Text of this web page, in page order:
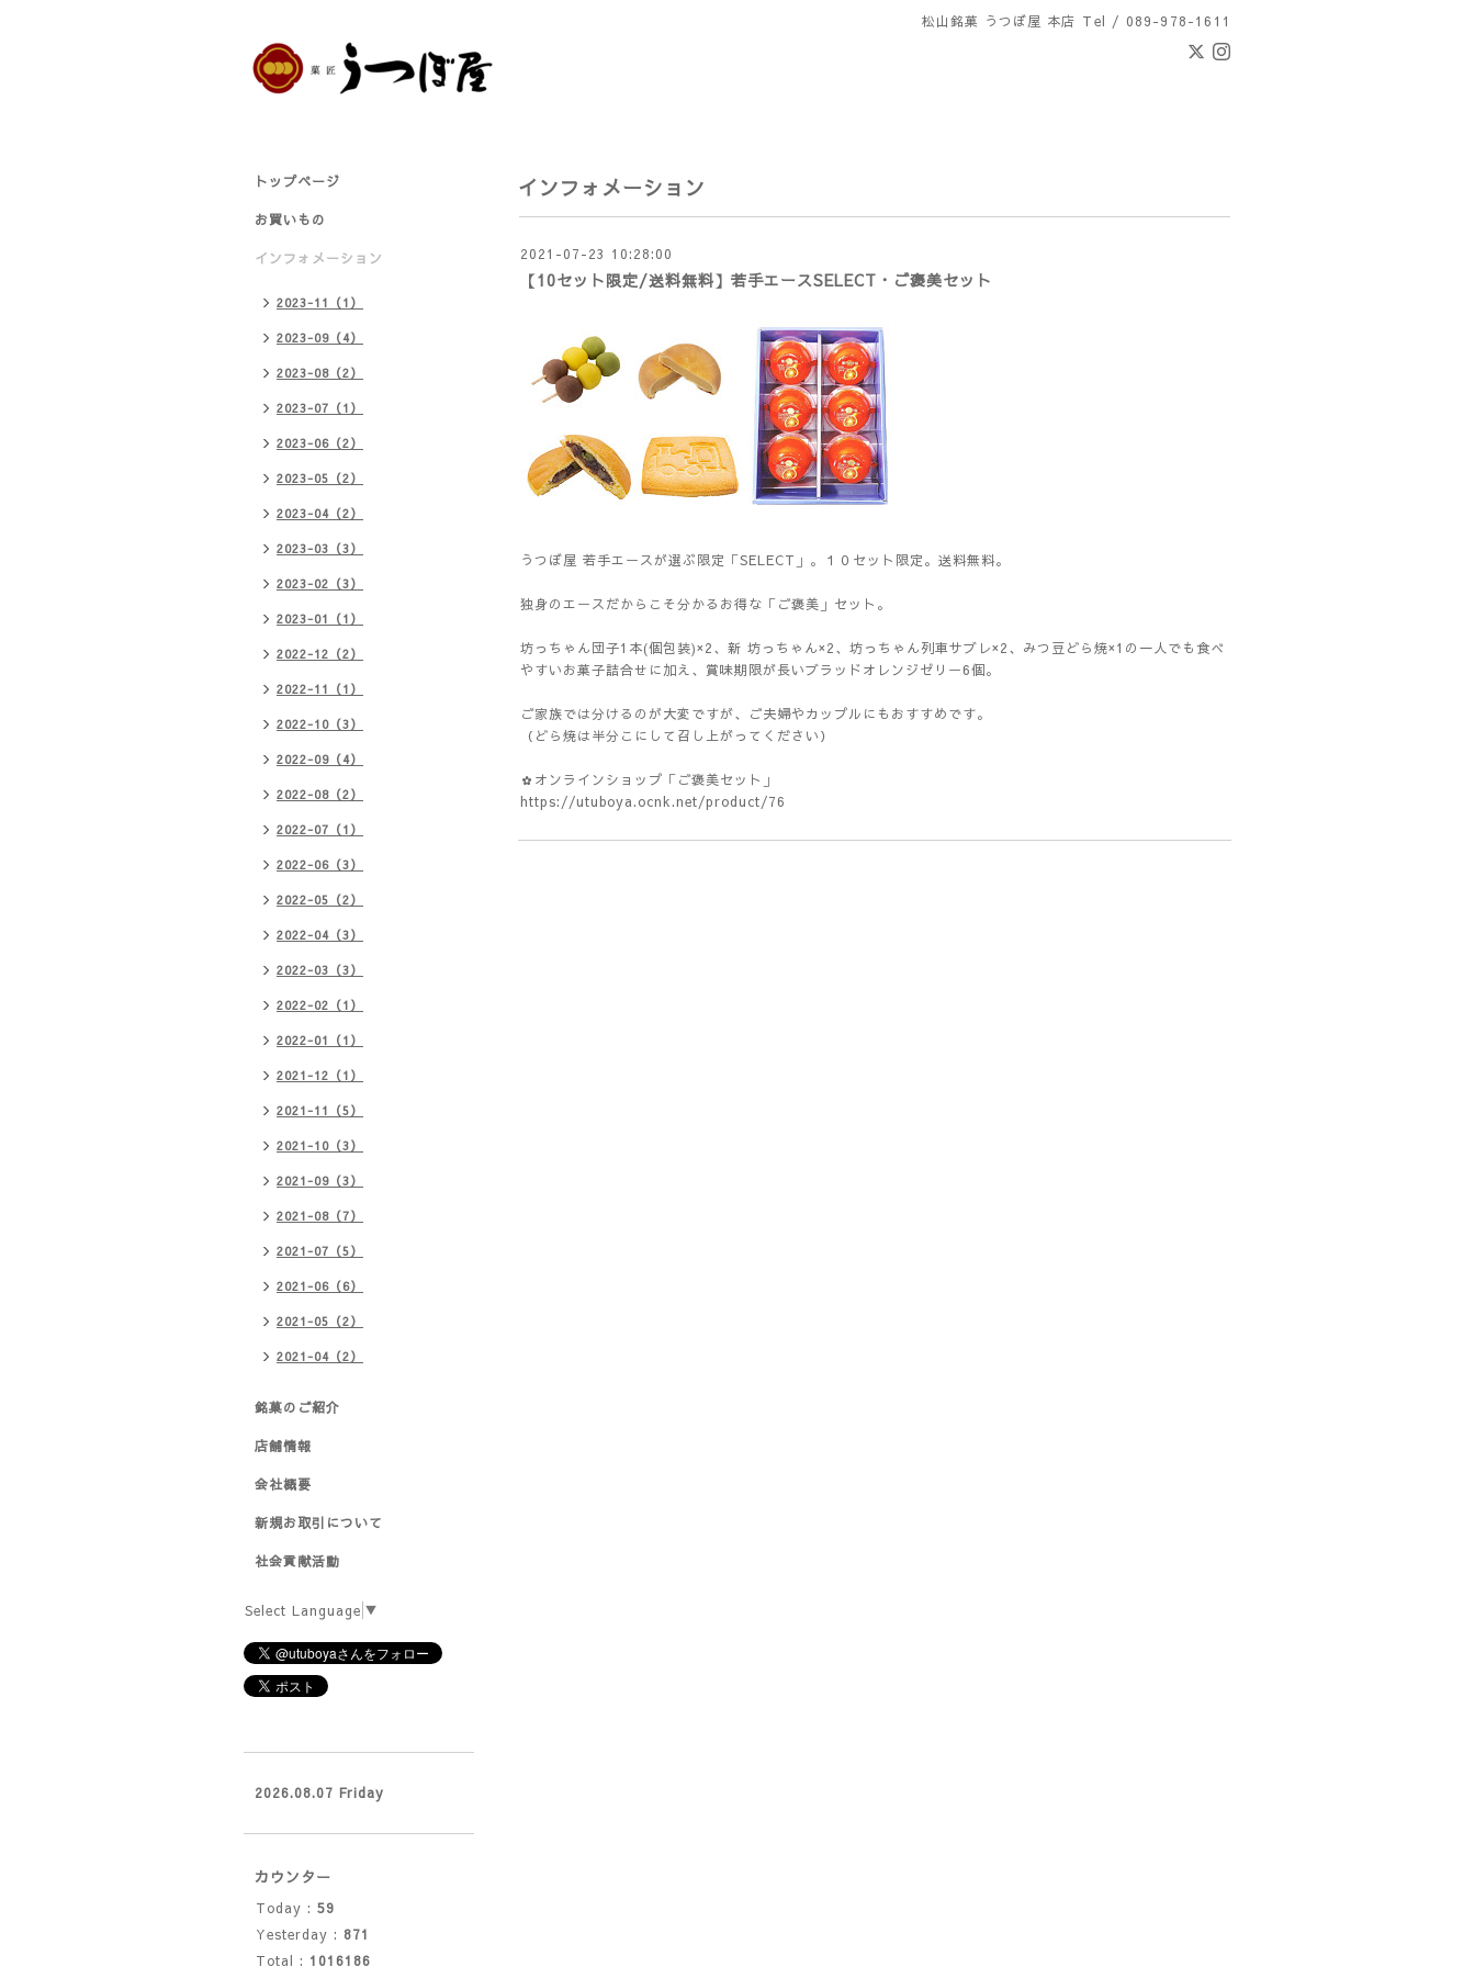
松山銘菓 うつぼ屋 本店 Tel / 089-978-1611
インフォメーション
2021-07-23 10:28:00
【10セット限定/送料無料】若手エースSELECT・ご褒美セット
うつぼ屋 若手エースが選ぶ限定「SELECT」。１０セット限定。送料無料。
独身のエースだからこそ分かるお得な「ご褒美」セット。
坊っちゃん団子1本(個包装)×2、新 坊っちゃん×2、坊っちゃん列車サブレ×2、みつ豆どら焼×1の一人でも食べ
やすいお菓子詰合せに加え、賞味期限が長いブラッドオレンジゼリー6個。
ご家族では分けるのが大変ですが、ご夫婦やカップルにもおすすめです。
（どら焼は半分こにして召し上がってください）
✿オンラインショップ「ご褒美セット」
https://utuboya.ocnk.net/product/76
トップページ
お買いもの
インフォメーション
2023-11（1）
2023-09（4）
2023-08（2）
2023-07（1）
2023-06（2）
2023-05（2）
2023-04（2）
2023-03（3）
2023-02（3）
2023-01（1）
2022-12（2）
2022-11（1）
2022-10（3）
2022-09（4）
2022-08（2）
2022-07（1）
2022-06（3）
2022-05（2）
2022-04（3）
2022-03（3）
2022-02（1）
2022-01（1）
2021-12（1）
2021-11（5）
2021-10（3）
2021-09（3）
2021-08（7）
2021-07（5）
2021-06（6）
2021-05（2）
2021-04（2）
銘菓のご紹介
店舗情報
会社概要
新規お取引について
社会貢献活動
Select Language ▼
2026.08.07 Friday
カウンター
Today : 59
Yesterday : 871
Total : 1016186